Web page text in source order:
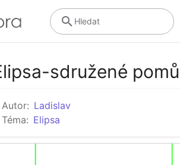
Hledat
sdružené
Autor: Ladislav
Téma: Elipsa